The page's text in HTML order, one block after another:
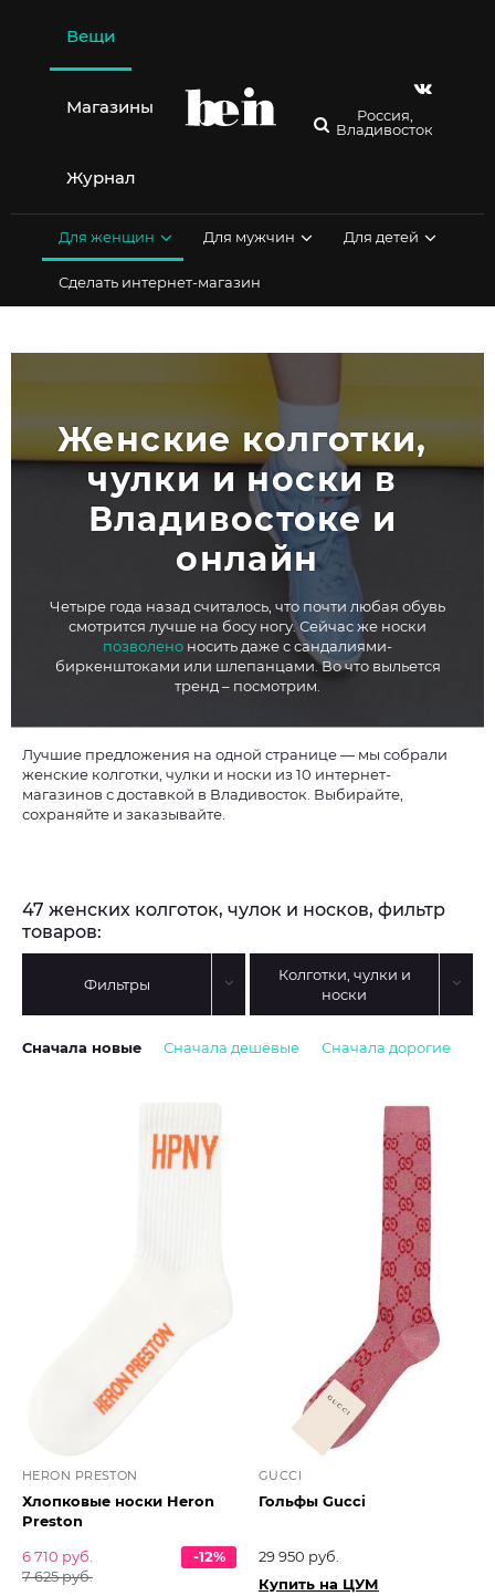
содержимому
Вещи
Магазины
Журнал
Россия,
Владивосток
Для женщин Для мужчин Для детей
Сделать интернет-магазин
Женские колготки,
чулки и носки в
Владивостоке и
онлайн
Четыре года назад считалось, что почти любая обувь
смотрится лучше на босу ногу. Сейчас же носки
позволено носить даже с сандалиями-
биркенштоками или шлепанцами. Во что выльется
тренд – посмотрим.
Лучшие предложения на одной странице — мы собрали
женские колготки, чулки и носки из 10 интернет-
магазинов с доставкой в Владивосток. Выбирайте,
сохраняйте и заказывайте.
47 женских колготок, чулок и носков, фильтр
товаров:
Фильтры
Колготки, чулки и
носки
Сначала новые Сначала дешёвые Сначала дорогие
HERON PRESTON
Хлопковые носки Heron
Preston
6 710 руб.
7 625 руб.
-12%
GUCCI
Гольфы Gucci
29 950 руб.
Купить на ЦУМ